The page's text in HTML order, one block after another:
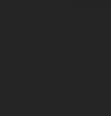
Зрители смогут
на нашем